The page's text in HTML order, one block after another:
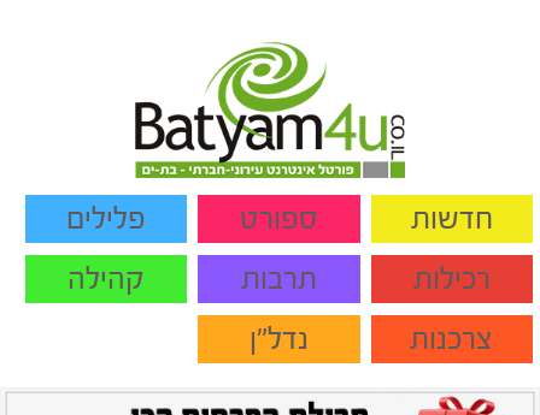
חדשות ספורט
פלילים
רכילות
תרבות
קהילה
צרכנות
נדל"ן